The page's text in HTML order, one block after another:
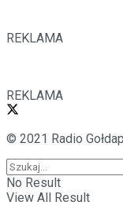
REKLAMA
REKLAMA
© 2021 Radio
No Result
View All Result